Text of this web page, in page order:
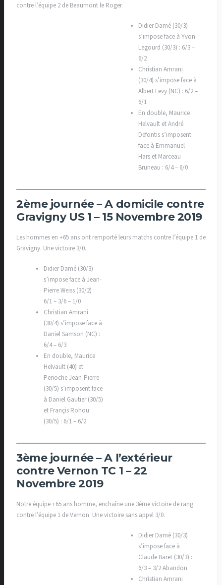
contre l’équipe 2 de Beaumont le Roger.
Didier Damé (30/3)
s’impose face à Yvon
Legourd (30/3) : 6/3 –
6/2
Christian Amrani
(30/4) s’impose face à
Albert Levy (NC) : 6/2 –
6/1
En double, Maurice
Helvault et André
Defontis s’imposent
face à Emmanuel
Hars et Marceau
Bruneau : 6/4 – 6/0
2ème journée – A domicile contre
Gravigny US 1 – 15 Novembre 2019
Les hommes en +65 ans ont remporté leurs matchs contre l’équipe 1 de
Gravigny. Une victoire 3/0.
Didier Damé (30/3)
s’impose face à Jean-
Pierre Weiss (30/2) :
6/1 – 3/6 – 1/0
Christian Amrani
(30/4) s’impose face à
Daniel Samson (NC) :
6/4 – 6/3
En double, Maurice
Helvault (40) et
Perioche Jean-Pierre
(30/5) s’imposent face
à Daniel Gautier (30/5)
et Françis Rohou
(30/5) : 6/1 – 6/2
3ème journée – A l’extérieur
contre Vernon TC 1 – 22
Novembre 2019
Notre équipe +65 ans homme, enchaîne une 3ème victoire de rang
contre l’équipe 1 de Vernon. Une victoire sans appel 3/0.
Didier Damé (30/3)
s’impose face à
Claude Baret (30/3) :
6/3 – 3/2 Abandon
Christian Amrani